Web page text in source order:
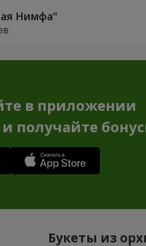
Нимфа"
в приложении
получайте
Букеты из